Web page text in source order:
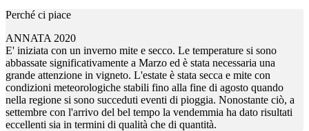
Perché ci piace
ANNATA 2020
E' iniziata con un inverno mite e secco. Le temperature si sono
abbassate significativamente a Marzo ed è stata necessaria una
grande attenzione in vigneto. L'estate è stata secca e mite con
condizioni meteorologiche stabili fino alla fine di agosto quando
nella regione si sono succeduti eventi di pioggia. Nonostante ciò, a
settembre con l'arrivo del bel tempo la vendemmia ha dato risultati
eccellenti sia in termini di qualità che di quantità.